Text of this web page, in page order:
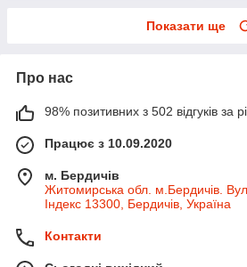
Показати ще
Про нас
98% позитивних з 502 відгуків за
Працює з 10.09.2020
м. Бердичів
Житомирська обл. м.Бердичів.
Індекс 13300, Бердичів, Україна
Контакти